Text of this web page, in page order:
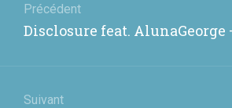
de
l’article
Précédent
Article
Disclosure feat.
Suivant